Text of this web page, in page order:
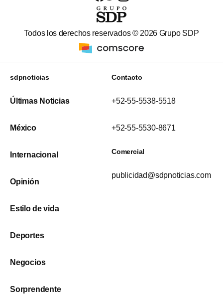
Todos los derechos reservados © 2026 Grupo SDP
sdpnoticias
Últimas Noticias
México
Internacional
Opinión
Estilo de vida
Deportes
Negocios
Sorprendente
Contacto
+52-55-5538-5518
+52-55-5530-8671
Comercial
publicidad@sdpnoticias.com